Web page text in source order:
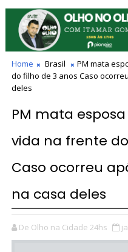
Home Brasil
PM mata
do filho de 3 anos Caso
deles
PM mata
vida na frente
Caso ocorreu
na casa deles
De Olho na Cidade 24hs